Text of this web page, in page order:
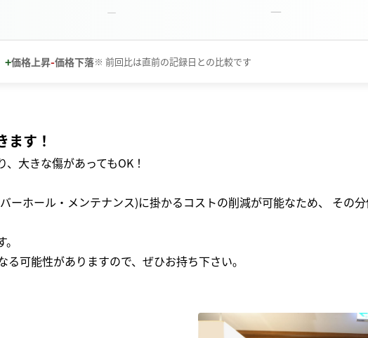
－ －
+価格上昇-価格下落※ 前回比は直前の記録日との比較です
ます！
大きな傷があってもOK！
ーホール・メンテナンス)に掛かるコストの削減が可能なため、 その
可能性がありますので、ぜひお持ち下さい｡